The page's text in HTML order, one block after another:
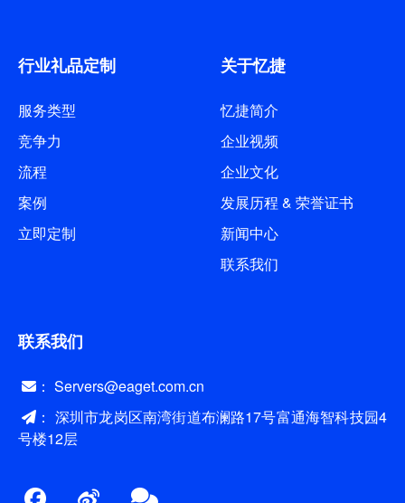
牌LOGO揭幕。各位领导手执红
面，除了移动固态硬盘，还有一个
一感觉是这个体积真心小，比我的
手还小，它的体积是
88*46*7.6mm，重量仅有50g，轻
若无物。 跟身份证对比，比身份证
行业礼品定制
服务类型
竞争力
流程
案例
立即定制
关于忆捷
忆捷简介
企业视频
企业文化
发展历程 & 荣誉证书
新闻中心
联系我们
联系我们
： Servers@eaget.com.cn
： 深圳市龙岗区南湾街道布澜路17号富通海智科技园4
号楼12层